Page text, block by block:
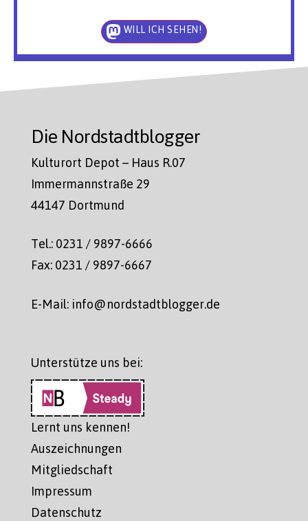
WILL ICH SEHEN!
Die Nordstadtblogger
Kulturort Depot – Haus R.07
Immermannstraße 29
44147 Dortmund
Tel.: 0231 / 9897-6666
Fax: 0231 / 9897-6667
E-Mail: info@nordstadtblogger.de
Unterstütze uns bei:
Lernt uns kennen!
Auszeichnungen
Mitgliedschaft
Impressum
Datenschutz